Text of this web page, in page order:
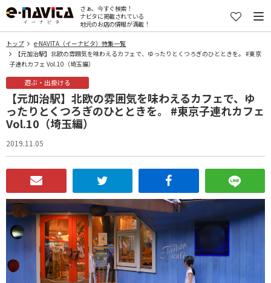
さぁ、今すぐ検索！
ナビタに掲載されている
地元のお店の情報が満載！
トップ
e-NAVITA（イーナビタ）特集一覧
【元加治駅】北欧の雰囲気を味わえるカフェで、ゆったりとくつろぎのひとときを。 #東京
子連れカフェ Vol.10（埼玉編）
遊ぶ・出掛ける
【元加治駅】北欧の雰囲気を味わえるカフェで、ゆ
ったりとくつろぎのひとときを。 #東京子連れカフェ
Vol.10（埼玉編）
2019.11.05